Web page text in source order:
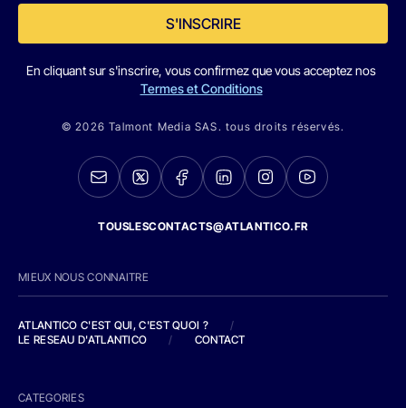
S'INSCRIRE
En cliquant sur s'inscrire, vous confirmez que vous acceptez nos
Termes et Conditions
© 2026 Talmont Media SAS. tous droits réservés.
TOUSLESCONTACTS@ATLANTICO.FR
MIEUX NOUS CONNAITRE
ATLANTICO C'EST QUI, C'EST QUOI ?
/
LE RESEAU D'ATLANTICO
/ CONTACT
CATEGORIES